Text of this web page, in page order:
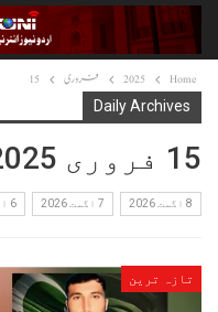
Home
2025 فروری 15
Daily Archives
15 فروری 2025
8 اگست 2026 7 اگست 2026 6 اگست 2026
تازہ ترین